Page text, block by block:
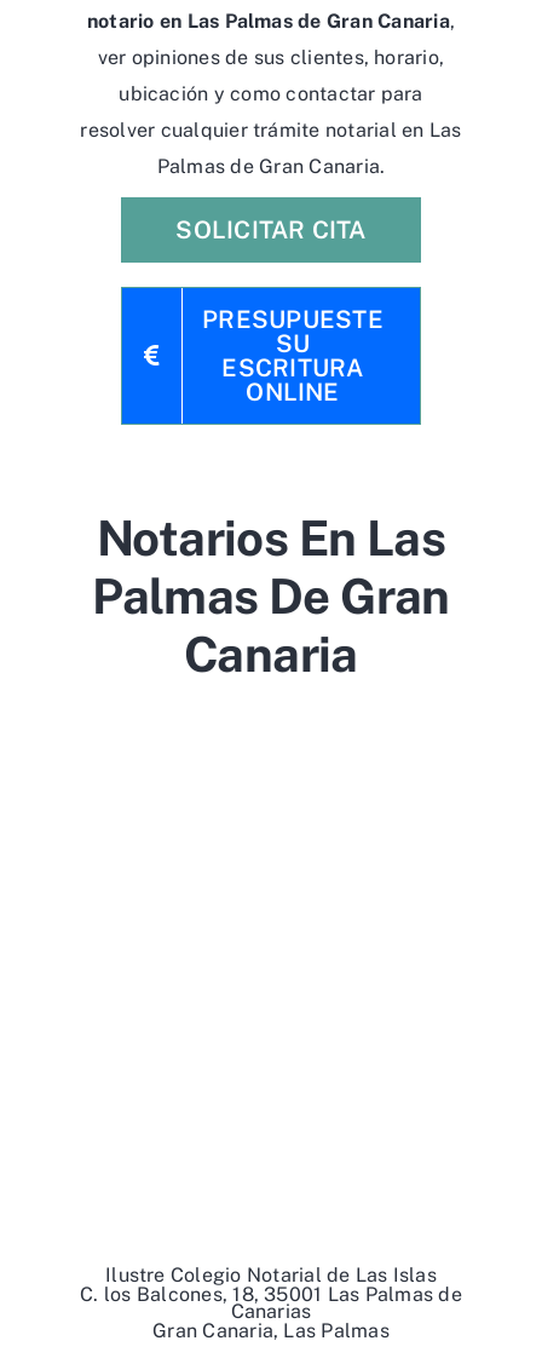
notario en Las Palmas de Gran Canaria,
ver opiniones de sus clientes, horario,
ubicación y como contactar para
resolver cualquier trámite notarial en Las
Palmas de Gran Canaria.
SOLICITAR CITA
PRESUPUESTE
SU
ESCRITURA
ONLINE
Notarios En Las
Palmas De Gran
Canaria
Ilustre Colegio Notarial de Las Islas
Canarias
C. los Balcones, 18, 35001 Las Palmas de
Gran Canaria, Las Palmas